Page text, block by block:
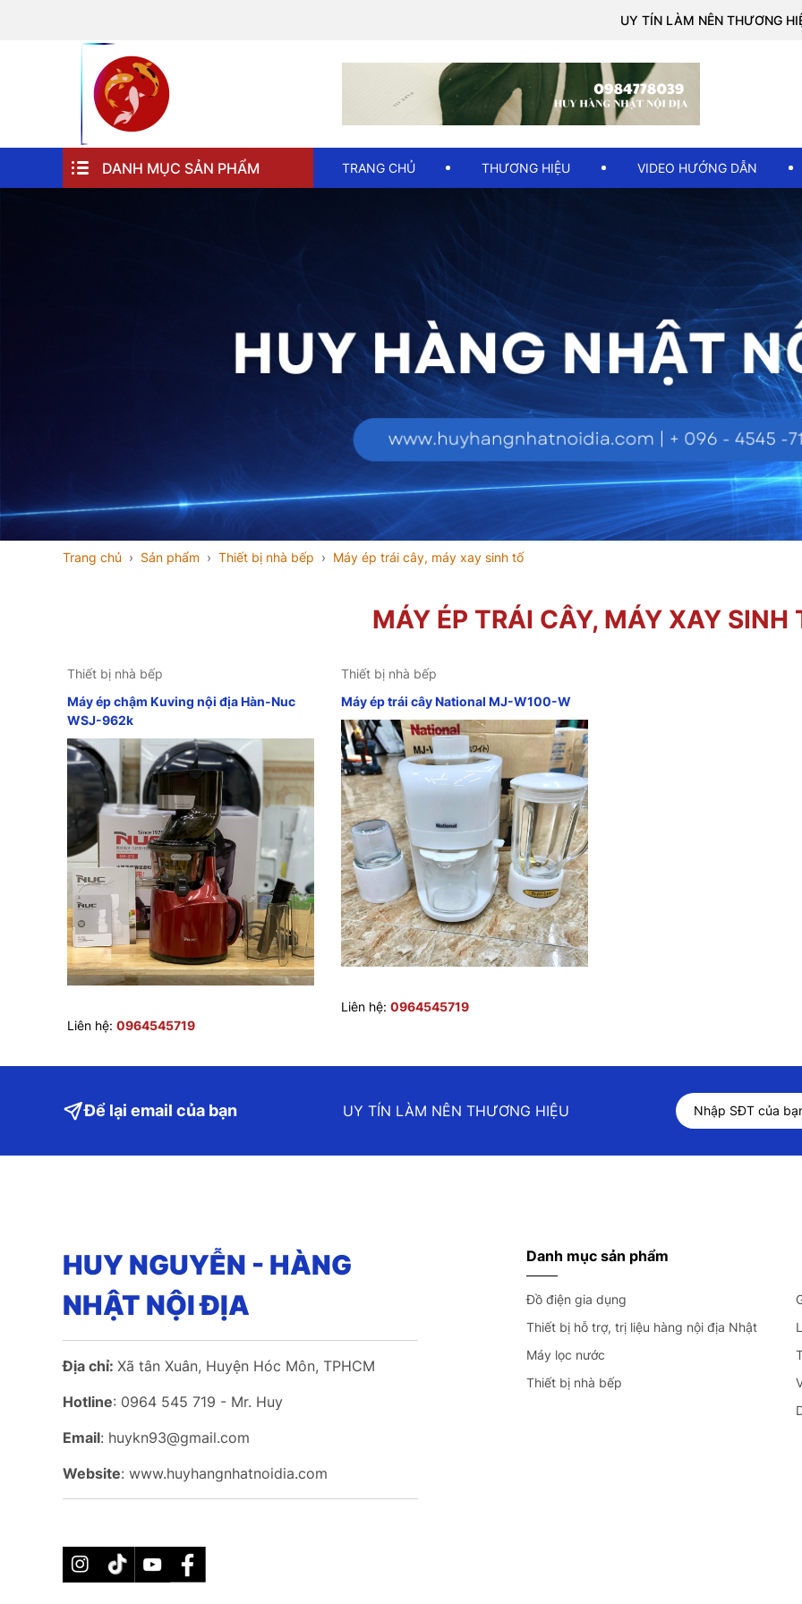
UY TÍN LÀM NÊN THƯƠNG HIỆU
DANH MỤC SẢN PHẨM TRANG CHỦ THƯƠNG HIỆU VIDEO HƯỚNG DẪN
Trang chủ Sản phẩm Thiết bị nhà bếp Máy ép trái cây, máy xay sinh tố
MÁY ÉP TRÁI CÂY, MÁY XAY SINH
Thiết bị nhà bếp
Máy ép chậm Kuving nội địa Hàn-Nuc
WSJ-962k
Liên hệ: 0964545719
Thiết bị nhà bếp
Máy ép trái cây National MJ-W100-W
Liên hệ: 0964545719
Để lại email của bạn UY TÍN LÀM NÊN THƯƠNG HIỆU
HUY NGUYỄN - HÀNG
NHẬT NỘI ĐỊA
Địa chỉ: Xã tân Xuân, Huyện Hóc Môn, TPHCM
Hotline: 0964 545 719 - Mr. Huy
Email: huykn93@gmail.com
Website: www.huyhangnhatnoidia.com
Danh mục sản phẩm
Đồ điện gia dụng
Thiết bị hỗ trợ, trị liệu hàng nội địa Nhật
Máy lọc nước
Thiết bị nhà bếp